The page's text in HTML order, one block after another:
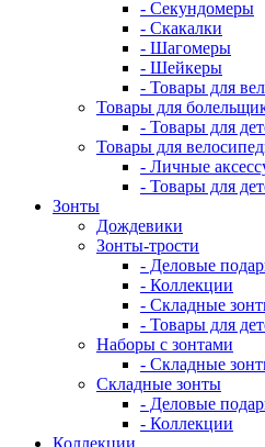
- Секундомеры
- Скакалки
- Шагомеры
- Шейкеры
- Товары для
Товары для
- Товары для
Товары для
- Личные
- Товары для
Зонты
Дождевики
Зонты-трости
- Деловые
- Коллекции
- Складные
- Товары для
Наборы с зонтами
- Складные
Складные зонты
- Деловые
- Коллекции
Коллекции